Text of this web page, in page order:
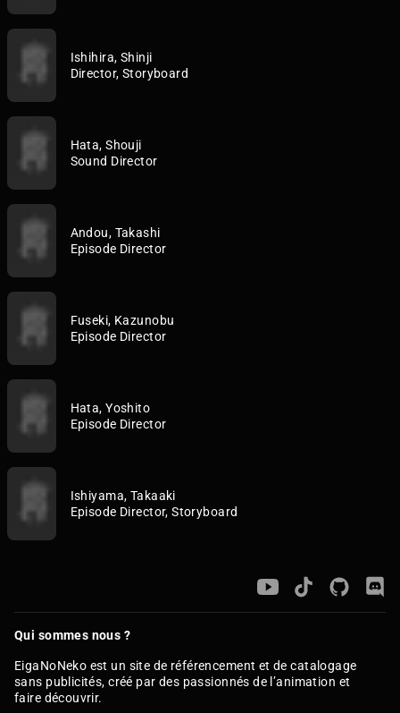
Ishihira, Shinji
Director, Storyboard
Hata, Shouji
Sound Director
Andou, Takashi
Episode Director
Fuseki, Kazunobu
Episode Director
Hata, Yoshito
Episode Director
Ishiyama, Takaaki
Episode Director, Storyboard
Qui sommes nous ?
EigaNoNeko est un site de référencement et de catalogage
sans publicités, créé par des passionnés de l’animation et
faire découvrir.